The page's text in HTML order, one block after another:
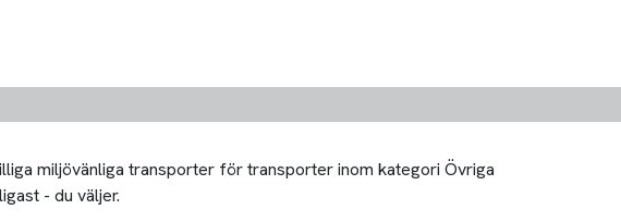
miljövänliga transporter för transporter inom kategori Övriga
- du väljer.